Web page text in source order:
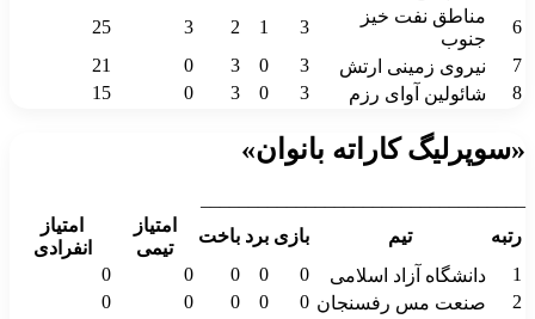
6
مناطق نفت خیز
جنوب
3
1
2
3
25
7
نیروی زمینی ارتش 3
0
3
0
21
8
شائولین آوای رزم 3
0
3
0
15
«سوپرلیگ کاراته بانوان»
رتبه
تیم بازی برد باخت
امتیاز
تیمی
امتیاز
انفرادی
1
دانشگاه آزاد اسلامی 0
0
0
0
0
2
صنعت مس رفسنجان 0
0
0
0
0